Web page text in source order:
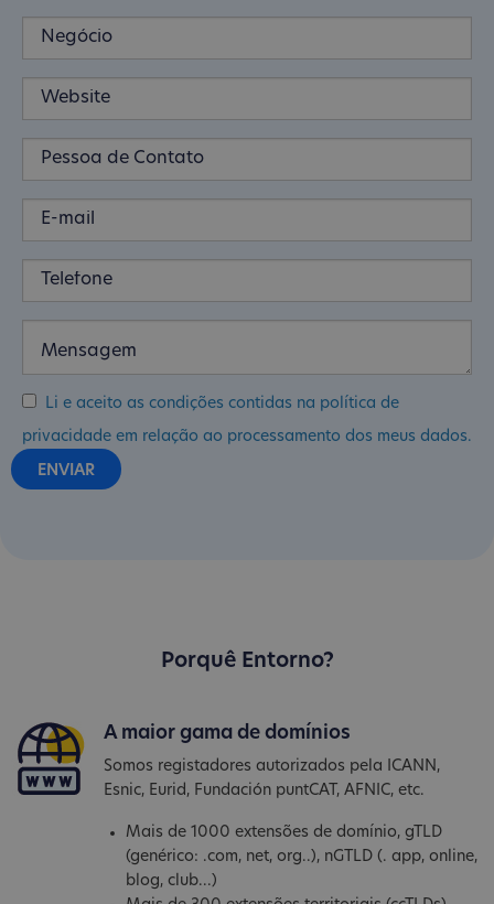
Li e aceito as condições contidas na política de
privacidade em relação ao processamento dos meus dados.
Porquê Entorno?
A maior gama de domínios
Somos registadores autorizados pela ICANN,
Esnic, Eurid, Fundación puntCAT, AFNIC, etc.
Mais de 1000 extensões de domínio, gTLD
(genérico: .com, net, org..), nGTLD (. app, online,
blog, club...)